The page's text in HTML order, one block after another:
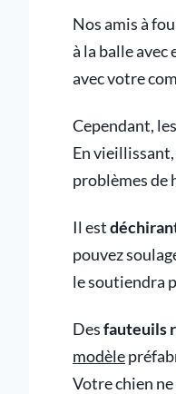
Nos amis à
à la balle avec
avec votre
Cependant,
En
problèmes de
Il est
pouvez
le soutiendra
Desfauteuils
modèle
Votre chien